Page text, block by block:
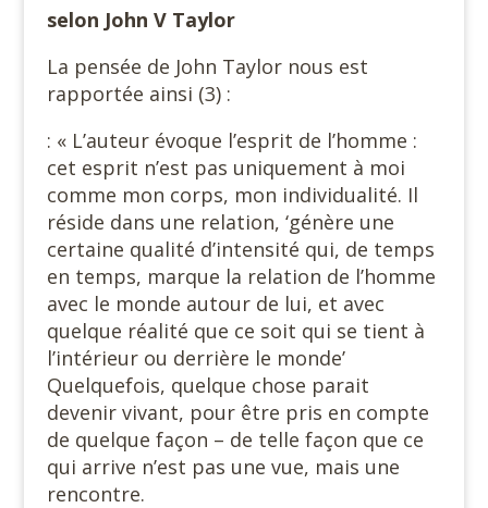
selon John V Taylor
La pensée de John Taylor nous est
rapportée ainsi (3) :
: « L’auteur évoque l’esprit de l’homme :
cet esprit n’est pas uniquement à moi
comme mon corps, mon individualité. Il
réside dans une relation, ‘génère une
certaine qualité d’intensité qui, de temps
en temps, marque la relation de l’homme
avec le monde autour de lui, et avec
quelque réalité que ce soit qui se tient à
l’intérieur ou derrière le monde’
Quelquefois, quelque chose parait
devenir vivant, pour être pris en compte
de quelque façon – de telle façon que ce
qui arrive n’est pas une vue, mais une
rencontre.